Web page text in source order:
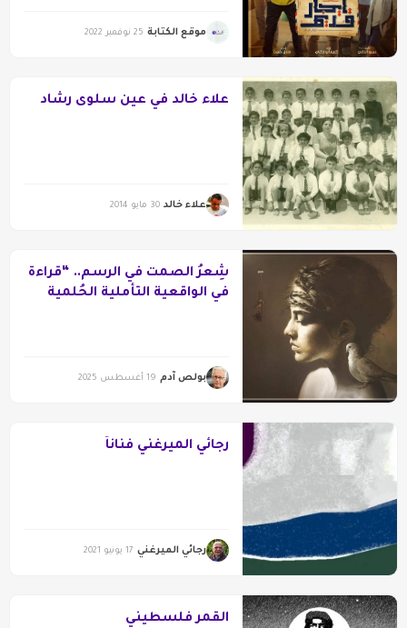
موقع الكتابة 25 نوفمبر 2022
علاء خالد في عين سلوى رشاد
علاء خالد 30 مايو 2014
شِعرُ الصمت في الرسم.. “قراءة
في الواقعية التأملية الحُلمية
بولص آدم 19 أغسطس 2025
رجائي الميرغني فناناً
رجائي الميرغني 17 يونيو 2021
القمر فلسطيني